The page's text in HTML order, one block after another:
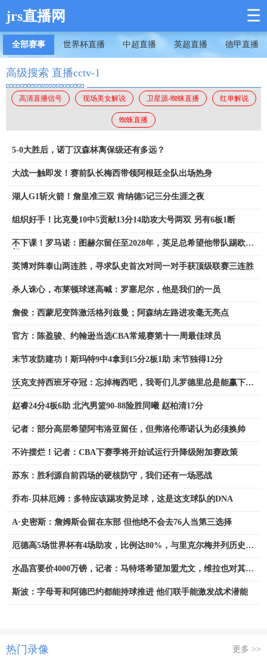
jrs直播网 ☰
全部赛事 世界杯直播 中超直播 英超直播 德甲直播
高级搜索 直播cctv-1
高清直播信号 现场美女解说 卫星源-蜘蛛直播 红单解说
蜘蛛直播
5-0大胜后，诺丁汉森林离保级还有多远？
大战一触即发！赛前队长梅西带领阿根廷全队出场热身
湖人G1斩火箭！詹皇准三双 肯纳德5记三分生涯之夜
组织好手！比克曼10中5贡献13分14助攻大号两双 另有6板1断
不下课！罗马诺：图赫尔留任至2028年，英足总希望他带队踢欧洲
英博对阵泰山两连胜，寻求队史首次对同一对手获顶级联赛三连胜
杀人诛心，布莱顿球迷高喊：罗塞尼尔，他是我们的一员
詹俊：西蒙尼变阵激活格列兹曼；阿森纳左路进攻毫无亮点
官方：陈盈骏、约翰逊当选CBA常规赛第十一周最佳球员
末节攻防建功！斯玛特9中4拿到15分2板1助 末节独得12分
沃克支持西班牙夺冠：忘掉梅西吧，我哥们儿罗德里总是能赢下比
赵睿24分4板6助 北汽男篮90-88险胜同曦 赵柏清17分
记者：部分高层希望阿韦洛亚留任，但弗洛伦蒂诺认为必须换帅
不许摆烂！记者：CBA下赛季将开始试运行升降级附加赛政策
苏东：胜利源自前四场的硬核防守，我们还有一场恶战
乔布-贝林厄姆：多特应该踢攻势足球，这是这支球队的DNA
A·史密斯：詹姆斯会留在东部 但他绝不会去76人当第三选择
厄德高5场世界杯有4场助攻，比例达80%，与里克尔梅并列历史第
水晶宫要价4000万镑，记者：马特塔希望加盟尤文，维拉也对其有
斯波：字母哥和阿德巴约都能持球推进 他们联手能激发战术潜能
热门录像 更多 >>